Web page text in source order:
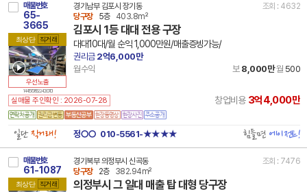
매물번호
65-
3665
최상단 직거래
우선노출
14 41570 7852 240307 101
경기남부 김포시 장기동
조회 : 4632
당구장
5층 403.8m²
김포시 1등 대대 전용 구장
대대10대/월 순익 1,000만원/매출증빙가능/
권리금2억6,000만
월수익
보8,000만 월 500
실매물 주인확인 : 2026-07-28 창업비용 3억4,000만
일단직거래! 정○○ 010-5561-★★★★ 힘들면에이전트!
매물번호
61-1087
최상단 직거래
경기북부 의정부시 신곡동
조회 : 7476
당구장
2층 382.94m²
의정부시 그 일대 매출 탑 대형 당구장